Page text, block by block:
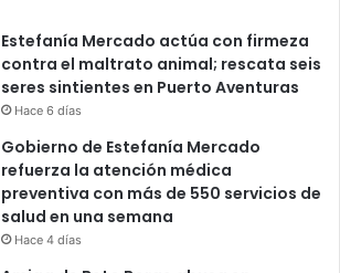
Estefanía Mercado actúa con firmeza
contra el maltrato animal; rescata seis
seres sintientes en Puerto Aventuras
Hace 6 días
Gobierno de Estefanía Mercado
refuerza la atención médica
preventiva con más de 550 servicios de
salud en una semana
Hace 4 días